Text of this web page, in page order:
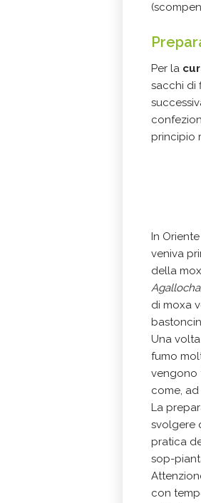
Per la
sacchi di
principio
In
veniva
della
Agallocha
di moxa
Una
fumo
vengono
come,
La
svolgere
pratica
sop-
con